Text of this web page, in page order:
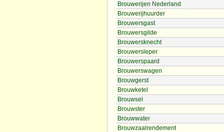
Brouwerijen Nederland
Brouwerijhuurder
Brouwersgast
Brouwersgilde
Brouwersknecht
Brouwersleper
Brouwerspaard
Brouwerswagen
Brouwgerst
Brouwketel
Brouwsel
Brouwster
Brouwwater
Brouwzaalrendement